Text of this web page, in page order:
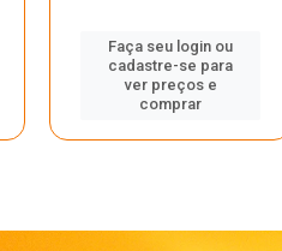
Faça seu login ou
cadastre-se para
ver preços e
comprar